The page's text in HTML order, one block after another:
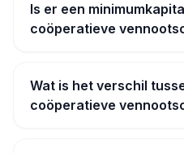
Is er een
coöperatieve
Wat is het verschil
coöperatieve